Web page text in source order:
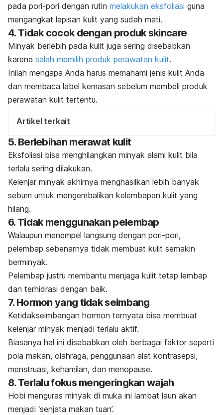
pada pori-pori dengan rutin melakukan eksfoliasi guna
mengangkat lapisan kulit yang sudah mati.
4. Tidak cocok dengan produk skincare
Minyak berlebih pada kulit juga sering disebabkan
karena salah memilih produk perawatan kulit.
Inilah mengapa Anda harus memahami jenis kulit Anda
dan membaca label kemasan sebelum membeli produk
perawatan kulit tertentu.
Artikel terkait
5. Berlebihan merawat kulit
Eksfoliasi bisa menghilangkan minyak alami kulit bila
terlalu sering dilakukan.
Kelenjar minyak akhirnya menghasilkan lebih banyak
sebum untuk mengembalikan kelembapan kulit yang
hilang.
6. Tidak menggunakan pelembap
Walaupun menempel langsung dengan pori-pori,
pelembap sebenarnya tidak membuat kulit semakin
berminyak.
Pelembap justru membantu menjaga kulit tetap lembap
dan terhidrasi dengan baik.
7. Hormon yang tidak seimbang
Ketidakseimbangan hormon ternyata bisa membuat
kelenjar minyak menjadi terlalu aktif.
Biasanya hal ini disebabkan oleh berbagai faktor seperti
pola makan, olahraga, penggunaan alat kontrasepsi,
menstruasi, kehamilan, dan menopause.
8. Terlalu fokus mengeringkan wajah
Hobi menguras minyak di muka ini lambat laun akan
menjadi ‘senjata makan tuan’.